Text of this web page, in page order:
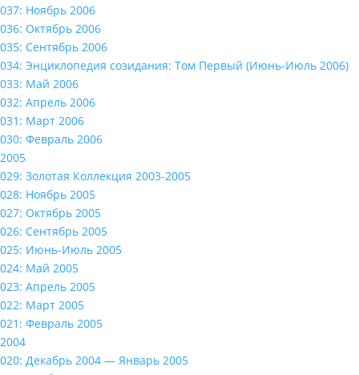
037: Ноябрь 2006
036: Октябрь 2006
035: Сентябрь 2006
034: Энциклопедия созидания: Том Первый (Июнь-Июль 2006)
033: Май 2006
032: Апрель 2006
031: Март 2006
030: Февраль 2006
2005
029: Золотая Коллекция 2003-2005
028: Ноябрь 2005
027: Октябрь 2005
026: Сентябрь 2005
025: Июнь-Июль 2005
024: Май 2005
023: Апрель 2005
022: Март 2005
021: Февраль 2005
2004
020: Декабрь 2004 — Январь 2005